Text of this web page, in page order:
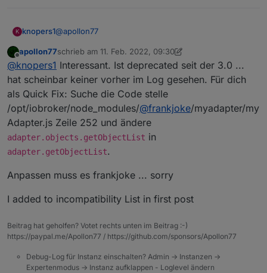
K knopers1@apollon77
der js.controller über die Version 3.3.22 legt leider
den KM.200 Adapter flach.
Nach Update werden keine Datenpunkte aktualisiert,
obwohl der Adapter verbunden ist.
Die letze funktionierende Version des js.controllers
brachte bereits eine Warnmeldung:
Zurück auf die V3.3.22, und der KM.200 läuft erneut.
Ein Issues ist bereits geöffnet:
https://github.com/frankjoke/ioBroker.km200/issues/
69
2022-02-09 05:25:11.374 - info:
wenigstens weiter. Kannst Du Apollon77 da etwas
Gruß Lukas
Offline
apollon77schrieb am 11. Feb. 2022, 09:30
zuletzt editiert von apollon772. Nov. 2022, 10:36
@knopers1 Interessant. Ist deprecated seit der 3.0 ...
hat scheinbar keiner vorher im Log gesehen. Für dich
als Quick Fix: Suche die Code stelle
/opt/iobroker/node_modules/@frankjoke/myadapter/my
Adapter.js Zeile 252 und ändere
adapter.objects.getObjectList in
adapter.getObjectList.
Anpassen muss es frankjoke ... sorry
I added to incompatibility List in first post
Beitrag hat geholfen? Votet rechts unten im Beitrag :-)
https://paypal.me/Apollon77 / https://github.com/sponsors/Apollon77
Debug-Log für Instanz einschalten? Admin -> Instanzen ->
Expertenmodus -> Instanz aufklappen - Loglevel ändern